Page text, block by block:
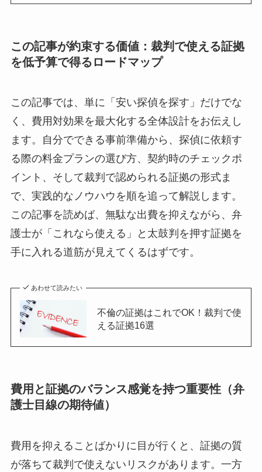
この記事が約束する価値：裁判で使える証拠
を低予算で得るロードマップ
この記事では、単に「安い探偵を探す」だけでな
く、費用対効果を最大化する全体設計をお伝えし
ます。自分でできる事前準備から、探偵に依頼す
る際の料金プランの選び方、契約時のチェックポ
イント、そして裁判で認められる証拠の形式ま
で、実践的なノウハウを順を追って解説します。
この記事を読めば、無駄な出費を抑えながら、弁
護士が「これなら使える」と太鼓判を押す証拠を
手に入れる道筋が見えてくるはずです。
あわせて読みたい
不倫の証拠はこれでOK！裁判で使
える証拠16選
費用と証拠のバランス感覚を持つ重要性（弁
護士目線の期待値）
費用を抑えることばかりに目が行くと、証拠の質
が落ちて裁判で使えないリスクがあります。一方